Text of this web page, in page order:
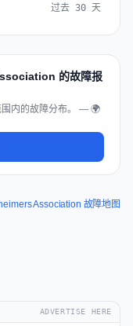
过去 30 天
的故障报
围内的故障分布。 — 🌍
Association 故障地图
ADVERTISE HERE